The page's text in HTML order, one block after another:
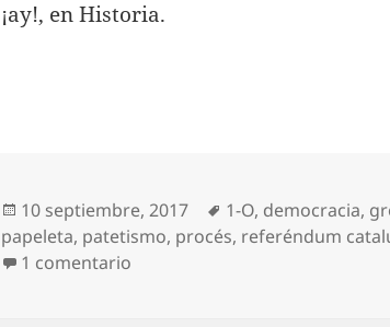
¡ay!, en Historia.
Publicado
el
10 septiembre, 2017 Etiquetas
1-O, democracia,
papeleta, patetismo, procés, referéndum
1 comentario